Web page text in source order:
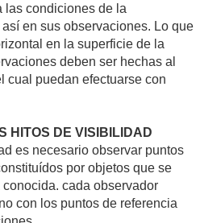
las condiciones de la
en sus observaciones. Lo que
en la superficie de la
deben ser hechas al
cual puedan efectuarse con
HITOS DE VISIBILIDAD
es necesario observar puntos
por objetos que se
cada observador
con los puntos de referencia